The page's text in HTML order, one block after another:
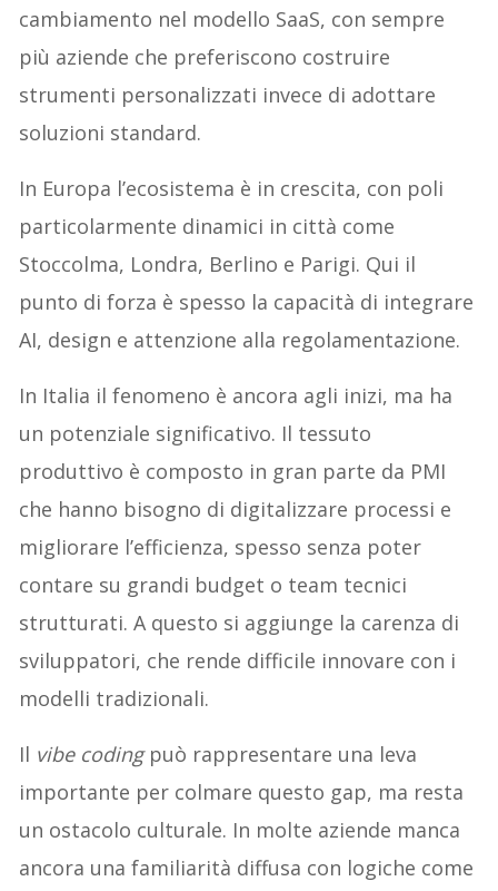
cambiamento nel modello SaaS, con sempre
più aziende che preferiscono costruire
strumenti personalizzati invece di adottare
soluzioni standard.
In Europa l’ecosistema è in crescita, con poli
particolarmente dinamici in città come
Stoccolma, Londra, Berlino e Parigi. Qui il
punto di forza è spesso la capacità di integrare
AI, design e attenzione alla regolamentazione.
In Italia il fenomeno è ancora agli inizi, ma ha
un potenziale significativo. Il tessuto
produttivo è composto in gran parte da PMI
che hanno bisogno di digitalizzare processi e
migliorare l’efficienza, spesso senza poter
contare su grandi budget o team tecnici
strutturati. A questo si aggiunge la carenza di
sviluppatori, che rende difficile innovare con i
modelli tradizionali.
Il vibe coding può rappresentare una leva
importante per colmare questo gap, ma resta
un ostacolo culturale. In molte aziende manca
ancora una familiarità diffusa con logiche come